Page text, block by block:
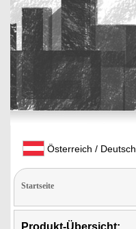
Österreich / Deutsch
Startseite
Produkt-Übersicht: